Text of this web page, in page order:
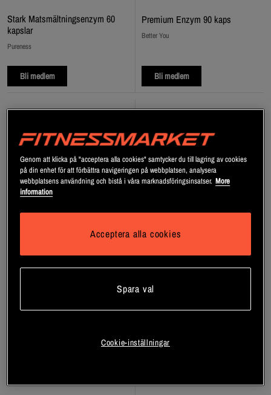
Stark Matsmältningsenzym 60
kapslar
Pureness
Bli medlem
Premium Enzym 90 kaps
Better You
Bli medlem
Elexir Pharma
Mjölksyrabakterier 30 md 60
kapslar
Genom att klicka på "acceptera alla cookies" samtycker du till lagring av cookies
på din enhet för att förbättra navigeringen på webbplatsen, analysera
webbplatsens användning och bistå i våra marknadsföringsinsatser. More
information
Acceptera alla cookies
Spara val
Cookie-inställningar